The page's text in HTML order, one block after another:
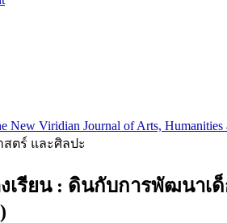
New Viridian Journal of Arts, Humanities
ตร์ และศิลปะ
รียน : ดินกับการพัฒนาเด็